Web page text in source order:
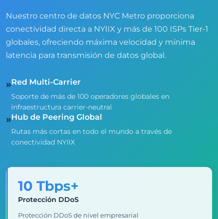
Nuestro centro de datos NYC Metro proporciona
conectividad directa a NYIIX y más de 100 ISPs Tier-1
globales, ofreciendo máxima velocidad y mínima
latencia para transmisión de datos global.
»Red Multi-Carrier
Soporte de más de 100 operadores globales en
infraestructura carrier-neutral
»Hub de Peering Global
Rutas más cortas en todo el mundo a través de
conectividad NYIIX
10 Tbps+
Protección DDoS
Protección DDoS de nivel empresarial